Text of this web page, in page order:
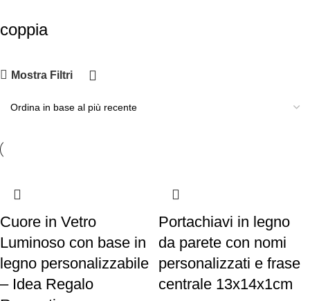
coppia
Mostra Filtri
Cuore in Vetro
Luminoso con base in
legno personalizzabile
– Idea Regalo
Portachiavi in legno
da parete con nomi
personalizzati e frase
centrale 13x14x1cm